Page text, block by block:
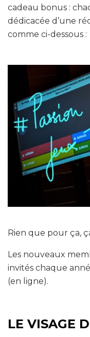
cadeau bonus :
dédicacée d’une
comme ci-dessous :
Rien que pour ça,
Les nouveaux
invités chaque
(en ligne).
LE VISAGE